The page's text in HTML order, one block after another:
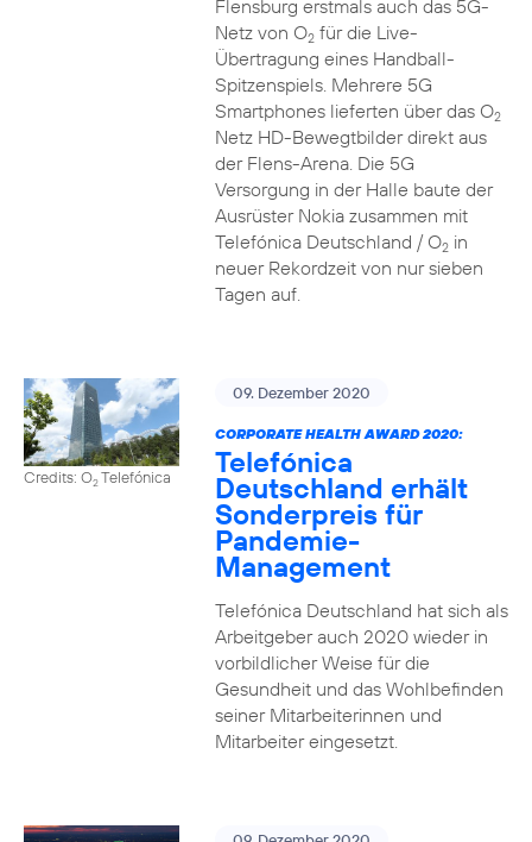
Flensburg erstmals auch das 5G-
Netz von O2für die Live-
Übertragung eines Handball-
Spitzenspiels. Mehrere 5G
Smartphones lieferten über das O2
Netz HD-Bewegtbilder direkt aus
der Flens-Arena. Die 5G
Versorgung in der Halle baute der
Ausrüster Nokia zusammen mit
Telefónica Deutschland / O2in
neuer Rekordzeit von nur sieben
Tagen auf.
Credits: O2Telefónica
09. Dezember 2020
CORPORATE HEALTH AWARD 2020:
Telefónica
Deutschland erhält
Sonderpreis für
Pandemie-
Management
Telefónica Deutschland hat sich als
Arbeitgeber auch 2020 wieder in
vorbildlicher Weise für die
Gesundheit und das Wohlbefinden
seiner Mitarbeiterinnen und
Mitarbeiter eingesetzt.